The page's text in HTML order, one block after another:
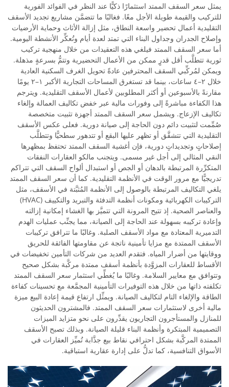
يمثل سعر السقف الممتد استثمارًا ذكيًّا عند النظر في الفوائد الفورية
للتركيب والقيمة طويلة الأجل معًا. فغالبًا ما تتضمَّن مشاريع تجديد الأسقف
التقليدية أعمال تحضير واسعة النطاق، مثل إزالة الأثاث وحماية الأرضيات
وإصلاح الجدران وجداول البناء التي تمتد لعدة أيام وتُعكِّر الأنشطة اليومية.
أما سعر السقف الممتد فيلغي هذه التعقيدات من خلال منهجية تركيب
ثورية تتطلَّب أقل قدرٍ ممكن من الأعمال التحضيرية وتتمُّ بسرعةٍ مذهلة.
ويمكن لمُركِّبي السقف المحترفين عادةً تحويل الغرف السكنية العادية
خلال ٢–٤ ساعات، بينما قد تستغرق المساحات التجارية الأكبر ١–٢ يومًا
مقارنةً بالأسبوعين أو أكثر المطلوبين لأعمال الأسقف التقليدية. ويترجم
هذا الكفاءة مباشرةً إلى وفورات مالية عبر خفض تكاليف العمالة وإلغاء
تكاليف الإزعاج. ويشمل سعر السقف الممتد أجهزة تثبيت متخصصة
صُمِّمت لتثبيت دائم دون الحاجة إلى صيانة دورية. فعلى عكس الأسقف
التقليدية التي تتشقَّق أو تظهر عليها البقع أو تتدهور سطحيًّا وتتطلَّب
إصلاحاتٍ وتجديداتٍ دورية، فإن أغشية السقف الممتد تحتفظ بمظهرها
النقي المثالي إلى أجل غير مسمى. ويتجنب مالكو العقارات النفقات
المتكرِّرة المرتبطة بالدهان أو الجص أو استبدال ألواح السقف التي تتراكم
تدريجيًّا مع مرور الوقت في الأنظمة التقليدية. كما أن سعر السقف الممتد
يلغي التكاليف المرتبطة بالوصول إلى الأنظمة المُثبَّتة في الأسقف، مثل
التركيبات الكهربائية ومكونات أنظمة التدفئة والتبريد والتكييف (HVAC)
والعناصر الصحية. إذ تتيح المرونة التي تتميَّز بها الغشاء إمكانية إزالته
وإعادة تركيبه بسهولة عند الحاجة إلى الصيانة، مما يجنِّب عمليات الهدم
التدميرية المعتادة مع مواد الأسقف الصلبة. وغالبًا ما تترافق تركيبات
الأسقف الممتدة مع مزايا تأمينية ناتجة عن مقاومتها الفائقة للحريق
ووقايتها من أضرار المياه. فتقدم العديد من شركات التأمين تخفيضات في
الأقساط للعقارات المزوَّدة بأنظمة أسقف ممتدة مركَّبة بشكل صحيح
وتتوافق مع معايير السلامة. وغالبًا ما يُغطِّي استثمار سعر السقف الممتد
تكلفته ذاتها من خلال هذه التوفيرات التأمينية المجمَّعة مع تحسينات كفاءة
الطاقة والإلغاء التام لتكاليف الصيانة. ويمثِّل ارتفاع قيمة إعادة البيع ميزة
مالية أخرى لاستثمارات سعر السقف الممتد. فالمشترون الحديثون
للمنازل والمستأجرون التجاريون يقدِّرون على نحو متزايد الميزات
التصميمية المبتكرة وأنظمة البناء قليلة الصيانة. وبذلك تصبح الأسقف
الممتدة المركَّبة بشكل احترافي نقاط بيع جذَّابة تُميِّز العقارات في
الأسواق التنافسية، كما تدلُّ على إدارة عقارية استباقية.